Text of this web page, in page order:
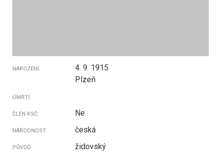
NAROZENÍ:
4. 9. 1915
Plzeň
ÚMRTÍ:
ČLEN KSČ: Ne
NÁRODNOST: česká
PŮVOD: židovský